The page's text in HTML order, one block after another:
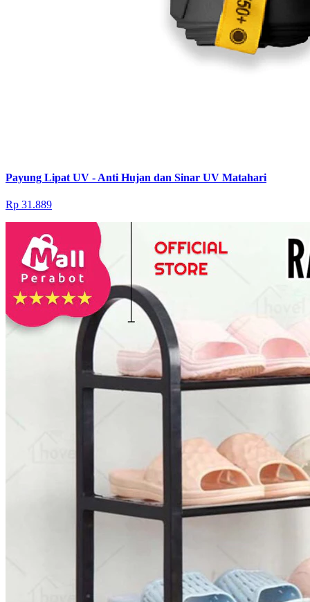
Payung Lipat UV - Anti Hujan dan Sinar UV Matahari
Rp 31.889